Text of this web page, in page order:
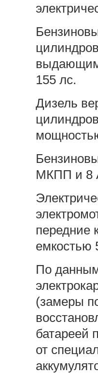
выдающим
155 лс.
Дизель
МКПП и 8
передние
емкостью
По
(замеры
батареей
от